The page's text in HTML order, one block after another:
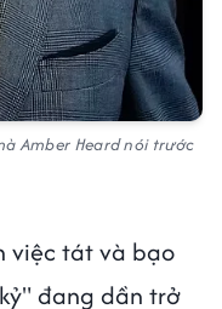
Amber Heard nói trước
việc tát và bạo
đang dần trở